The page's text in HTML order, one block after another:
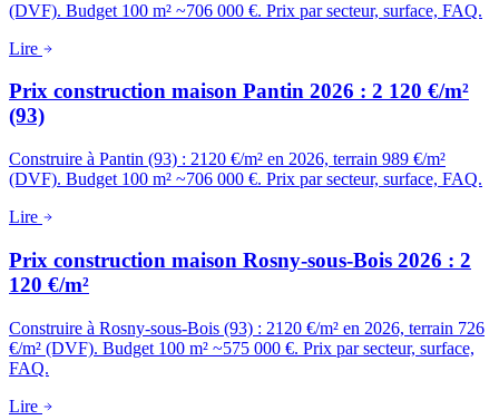
(DVF). Budget 100 m² ~706 000 €. Prix par secteur, surface, FAQ.
Lire
Prix construction maison Pantin 2026 : 2 120 €/m²
(93)
Construire à Pantin (93) : 2120 €/m² en 2026, terrain 989 €/m²
(DVF). Budget 100 m² ~706 000 €. Prix par secteur, surface, FAQ.
Lire
Prix construction maison Rosny-sous-Bois 2026 : 2
120 €/m²
Construire à Rosny-sous-Bois (93) : 2120 €/m² en 2026, terrain 726
€/m² (DVF). Budget 100 m² ~575 000 €. Prix par secteur, surface,
FAQ.
Lire